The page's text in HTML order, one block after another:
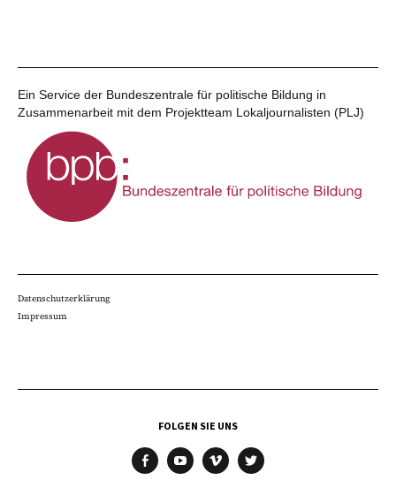
Ein Service der Bundeszentrale für politische Bildung in
Zusammenarbeit mit dem Projektteam Lokaljournalisten (PLJ)
Datenschutzerklärung
Impressum
FOLGEN SIE UNS